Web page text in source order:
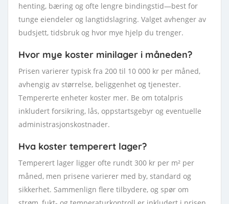
henting, bæring og ofte lengre bindingstid—best for
tunge eiendeler og langtidslagring. Valget avhenger av
budsjett, tidsbruk og hvor mye hjelp du trenger.
Hvor mye koster minilager i måneden?
Prisen varierer typisk fra 200 til 10 000 kr per måned,
avhengig av størrelse, beliggenhet og tjenester.
Tempererte enheter koster mer. Be om totalpris
inkludert forsikring, lås, oppstartsgebyr og eventuelle
administrasjonskostnader.
Hva koster temperert lager?
Temperert lager ligger ofte rundt 300 kr per m² per
måned, men prisene varierer med by, standard og
sikkerhet. Sammenlign flere tilbydere, og spør om